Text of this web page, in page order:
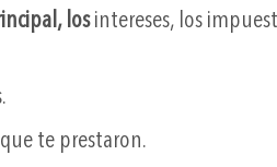
losintereses, los
te prestaron.